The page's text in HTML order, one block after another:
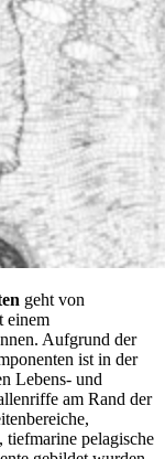
geht von
einem
Aufgrund der
ist in der
Lebens- und
am Rand der
tiefmarine pelagische